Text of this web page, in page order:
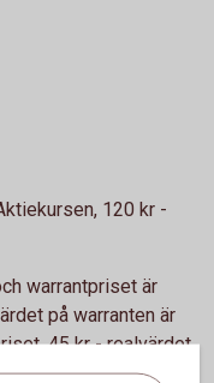
120 kr -
warrantpriset är
på warranten är
45 kr - realvärdet,